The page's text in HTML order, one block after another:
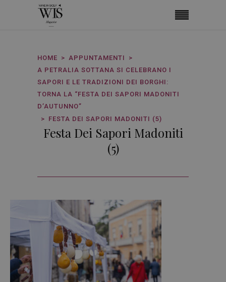
HOME
APPUNTAMENTI
A PETRALIA SOTTANA SI CELEBRANO I
SAPORI E LE TRADIZIONI DEI BORGHI:
TORNA LA “FESTA DEI SAPORI MADONITI
D’AUTUNNO”
FESTA DEI SAPORI MADONITI (5)
Festa Dei Sapori Madoniti
(5)